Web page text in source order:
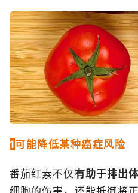
1可能降低某种癌症风险
番茄红素不仅有助于排出